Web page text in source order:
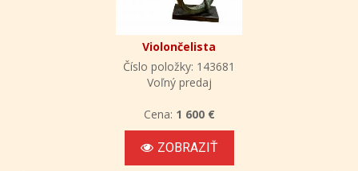
Violončelista
Číslo položky: 143681
Voľný predaj
Cena: 1 600 €
ZOBRAZIŤ